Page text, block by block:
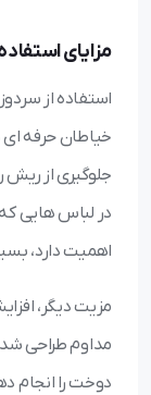
مزایای
استفاده از
خیاطان حرفه‌ ای
جلوگیری از
در لباس‌ هایی
اهمیت دارد،
مزیت دیگر،
مداوم طراحی
دوخت را انجام